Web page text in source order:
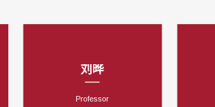
刘晔
Professor